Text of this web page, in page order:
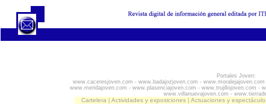
Portales Joven:
www.caceresjoven.com - www.badajozjoven.com - www.moralejajoven.com
www.meridajoven.com - www.plasenciajoven.com - www.trujillojoven.com -
www.villanuevajoven.com -
Cartelera| Actividades y exposiciones| Actuaciones y